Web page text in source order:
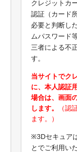
クレジットカ
認証（カード
必要と判断し
ムパスワード
三者による不
す。
当サイトでク
に、本人認証
場合は、画面
します。
（認
ます。）
※3Dセキュア
とでご利用い